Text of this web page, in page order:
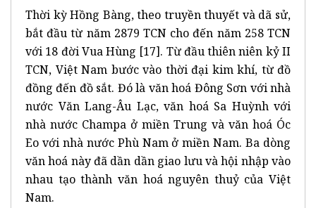
Thời kỳ Hồng Bàng, theo truyền thuyết và dã sử,
bắt đầu từ năm 2879 TCN cho đến năm 258 TCN
với 18 đời Vua Hùng [17]. Từ đầu thiên niên kỷ II
TCN, Việt Nam bước vào thời đại kim khí, từ đồ
đồng đến đồ sắt. Đó là văn hoá Đông Sơn với nhà
nước Văn Lang-Âu Lạc, văn hoá Sa Huỳnh với
nhà nước Champa ở miền Trung và văn hoá Óc
Eo với nhà nước Phù Nam ở miền Nam. Ba dòng
văn hoá này đã dần dần giao lưu và hội nhập vào
nhau tạo thành văn hoá nguyên thuỷ của Việt
Nam.